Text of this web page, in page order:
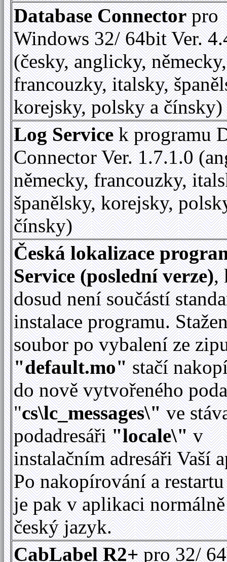
Database Connectorpro
Windows 32/ 64bit Ver.
(česky, anglicky, německy,
francouzky, italsky,
korejsky, polsky a čínsky)
Log Servicek programu
Connector Ver. 1.7.1.0
německy, francouzky,
španělsky, korejsky,
čínsky)
Česká lokalizace
Service (poslední verze),
dosud není součástí
instalace programu.
soubor po vybalení ze
"default.mo"stačí
do nově vytvořeného
"cs\lc_messages\"ve
podadresáři"locale\"v
instalačním adresáři Vaší
Po nakopírování a
je pak v aplikaci
český jazyk.
CabLabel R2+pro 32/